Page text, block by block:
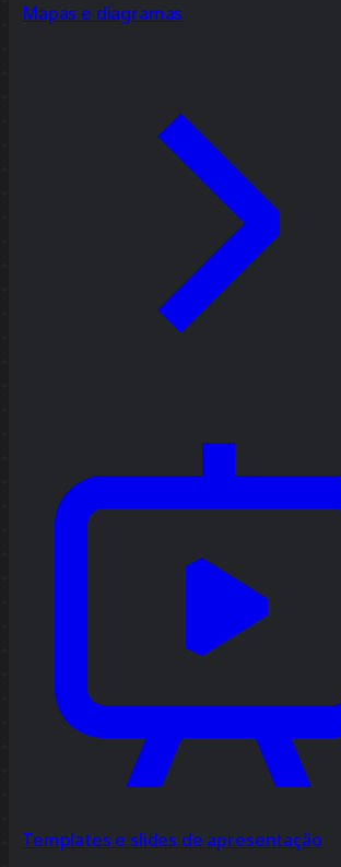
Mapas e diagramas
Templates e slides de apresentação